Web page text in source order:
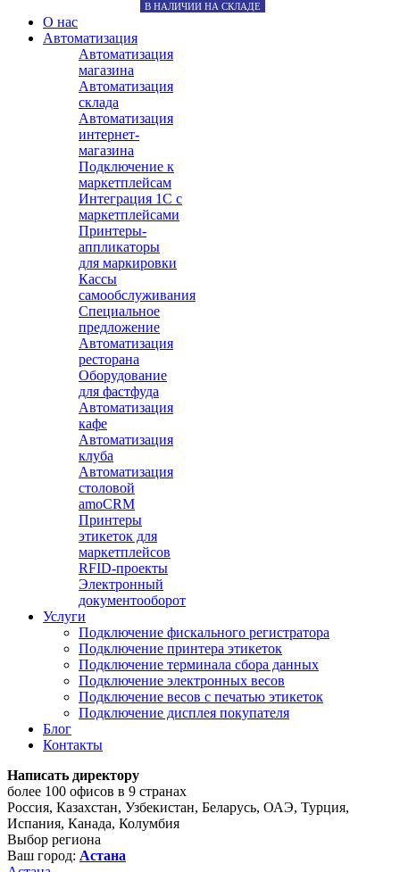
О нас
Автоматизация
Автоматизация
магазина
Автоматизация
склада
Автоматизация
интернет-
магазина
Подключение к
маркетплейсам
Интеграция 1С с
маркетплейсами
Принтеры-
аппликаторы
для маркировки
Кассы
самообслуживания
Специальное
предложение
Автоматизация
ресторана
Оборудование
для фастфуда
Автоматизация
кафе
Автоматизация
клуба
Автоматизация
столовой
amoCRM
Принтеры
этикеток для
маркетплейсов
RFID-проекты
Электронный
документооборот
Услуги
Подключение фискального регистратора
Подключение принтера этикеток
Подключение терминала сбора данных
Подключение электронных весов
Подключение весов с печатью этикеток
Подключение дисплея покупателя
Блог
Контакты
Написать директору
более 100 офисов в 9 странах
Россия, Казахстан, Узбекистан, Беларусь, ОАЭ, Турция,
Испания, Канада, Колумбия
Выбор региона
Ваш город: Астана
В НАЛИЧИИ НА СКЛАДЕ